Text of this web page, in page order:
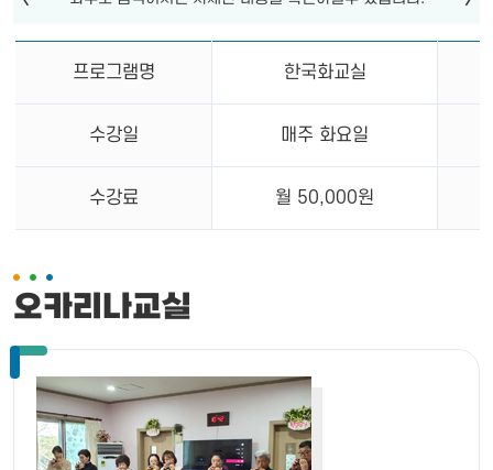
프로그램명 한국화교실
수강일 매주 화요일
수강료 월 50,000원
오카리나교실